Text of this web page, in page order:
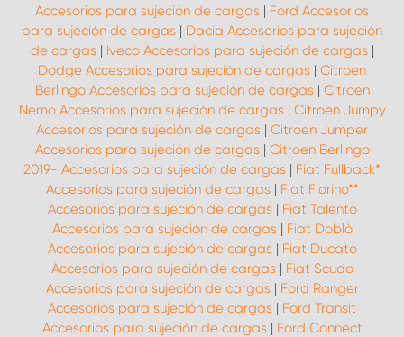
Accesorios para sujeción de cargas | Ford Accesorios
para sujeción de cargas | Dacia Accesorios para sujeción
de cargas | Iveco Accesorios para sujeción de cargas |
Dodge Accesorios para sujeción de cargas | Citroen
Berlingo Accesorios para sujeción de cargas | Citroen
Nemo Accesorios para sujeción de cargas | Citroen Jumpy
Accesorios para sujeción de cargas | Citroen Jumper
Accesorios para sujeción de cargas | Citroen Berlingo
2019- Accesorios para sujeción de cargas | Fiat Fullback*
Accesorios para sujeción de cargas | Fiat Fiorino**
Accesorios para sujeción de cargas | Fiat Talento
Accesorios para sujeción de cargas | Fiat Doblò
Accesorios para sujeción de cargas | Fiat Ducato
Accesorios para sujeción de cargas | Fiat Scudo
Accesorios para sujeción de cargas | Ford Ranger
Accesorios para sujeción de cargas | Ford Transit
Accesorios para sujeción de cargas | Ford Connect